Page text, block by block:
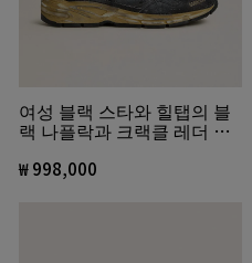
여성 블랙 스타와 힐탭의 블
랙 나플락과 크랙클 레더 대
₩ 998,000